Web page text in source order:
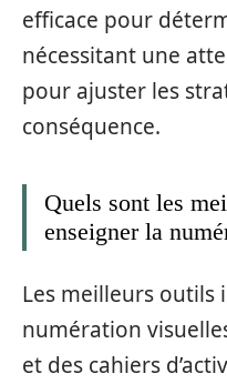
efficace pour
nécessitant une
pour ajuster les
conséquence.
Quels sont les
enseigner la
Les meilleurs outils
numération
et des cahiers